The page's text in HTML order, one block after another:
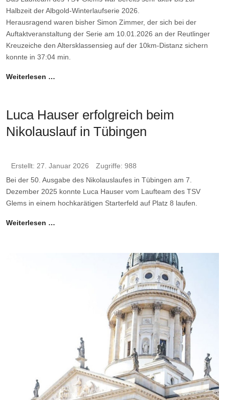
Halbzeit der Albgold-Winterlaufserie 2026.
Herausragend waren bisher Simon Zimmer, der sich bei der
Auftaktveranstaltung der Serie am 10.01.2026 an der Reutlinger
Kreuzeiche den Altersklassensieg auf der 10km-Distanz sichern
konnte in 37:04 min.
Weiterlesen …
Luca Hauser erfolgreich beim
Nikolauslauf in Tübingen
Erstellt: 27. Januar 2026
Zugriffe: 988
Bei der 50. Ausgabe des Nikolauslaufes in Tübingen am 7.
Dezember 2025 konnte Luca Hauser vom Laufteam des TSV
Glems in einem hochkarätigen Starterfeld auf Platz 8 laufen.
Weiterlesen …